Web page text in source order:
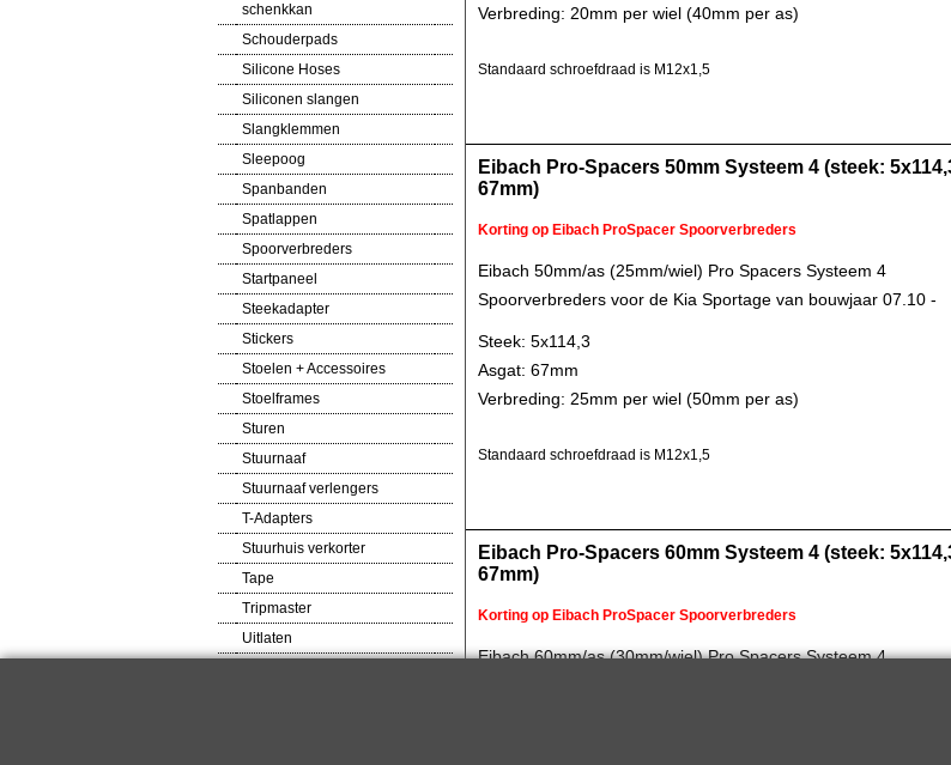
schenkkan
Schouderpads
Silicone Hoses
Siliconen slangen
Slangklemmen
Sleepoog
Spanbanden
Spatlappen
Spoorverbreders
Startpaneel
Steekadapter
Stickers
Stoelen + Accessoires
Stoelframes
Sturen
Stuurnaaf
Stuurnaaf verlengers
T-Adapters
Stuurhuis verkorter
Tape
Tripmaster
Uitlaten
Verbreding: 20mm per wiel (40mm per as)
Standaard schroefdraad is M12x1,5
Eibach Pro-Spacers 50mm Systeem 4 (steek:
67mm)
Korting op Eibach ProSpacer Spoorverbreders
Eibach 50mm/as (25mm/wiel) Pro Spacers Systeem 4
Spoorverbreders voor de Kia Sportage van bouwjaar 07.10 -
Steek: 5x114,3
Asgat: 67mm
Verbreding: 25mm per wiel (50mm per as)
Standaard schroefdraad is M12x1,5
Eibach Pro-Spacers 60mm Systeem 4 (steek:
67mm)
Korting op Eibach ProSpacer Spoorverbreders
Eibach 60mm/as (30mm/wiel) Pro Spacers Systeem 4